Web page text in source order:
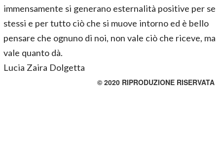
immensamente si generano esternalità positive per se
stessi e per tutto ciò che si muove intorno ed è bello
pensare che ognuno di noi, non vale ciò che riceve, ma
vale quanto dà.
Lucia Zaira Dolgetta
© 2020 RIPRODUZIONE RISERVATA